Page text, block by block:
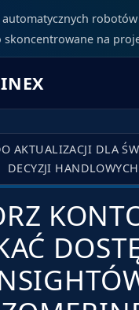
skoncentrowane na
AKTUALIZACJI DLA
DECYZJI HANDLOWYCH